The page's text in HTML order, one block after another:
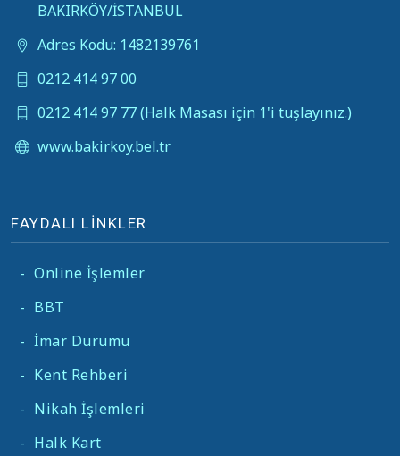
BAKIRKÖY/İSTANBUL
Adres Kodu: 1482139761
0212 414 97 00
0212 414 97 77 (Halk Masası için 1'i tuşlayınız.)
www.bakirkoy.bel.tr
FAYDALI LİNKLER
- Online İşlemler
- BBT
- İmar Durumu
- Kent Rehberi
- Nikah İşlemleri
- Halk Kart